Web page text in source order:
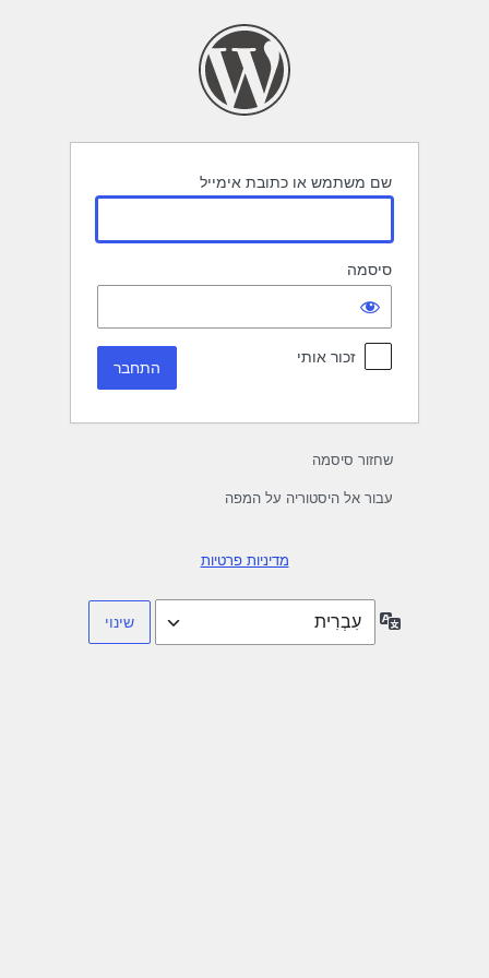
שם משתמש או כתובת אימייל
סיסמה
זכור אותי
שחזור סיסמה
עבור אל היסטוריה על המפה
מדיניות פרטיות
שפה